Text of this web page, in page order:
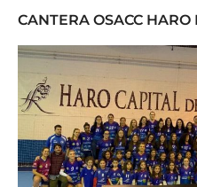
CANTERA OSACC HARO